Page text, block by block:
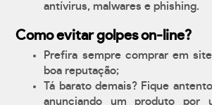
antívirus, malwares e phishing.
Como evitar golpes on-line?
Prefira sempre comprar em
boa reputação;
Tá barato demais? Fique
anunciando um produto por